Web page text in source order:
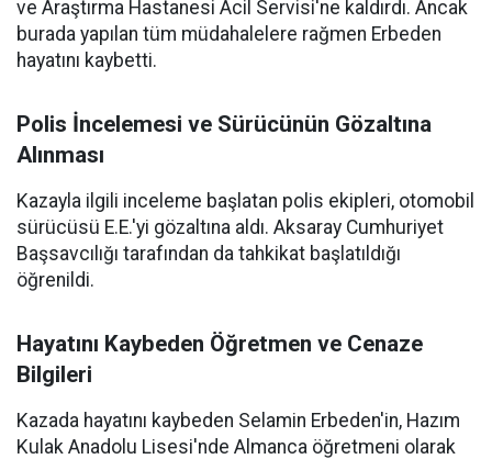
ve Araştırma Hastanesi Acil Servisi'ne kaldırdı. Ancak
burada yapılan tüm müdahalelere rağmen Erbeden
hayatını kaybetti.
Polis İncelemesi ve Sürücünün Gözaltına
Alınması
Kazayla ilgili inceleme başlatan polis ekipleri, otomobil
sürücüsü E.E.'yi gözaltına aldı. Aksaray Cumhuriyet
Başsavcılığı tarafından da tahkikat başlatıldığı
öğrenildi.
Hayatını Kaybeden Öğretmen ve Cenaze
Bilgileri
Kazada hayatını kaybeden Selamin Erbeden'in, Hazım
Kulak Anadolu Lisesi'nde Almanca öğretmeni olarak